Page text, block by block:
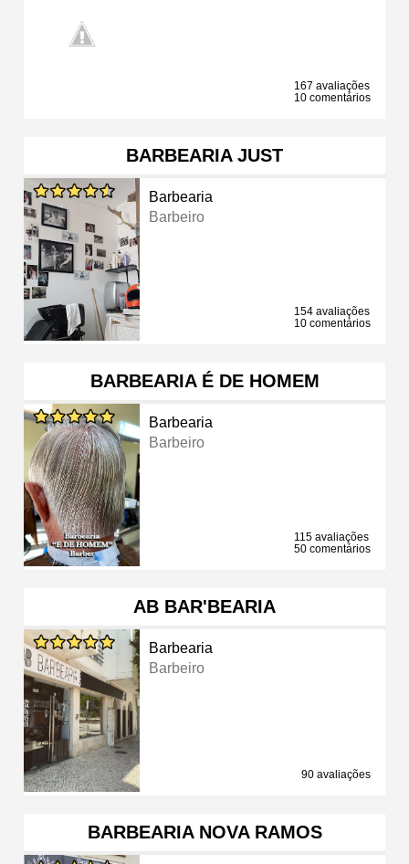
167 avaliações
10 comentários
BARBEARIA JUST
Barbearia
Barbeiro
154 avaliações
10 comentários
BARBEARIA É DE HOMEM
Barbearia
Barbeiro
115 avaliações
50 comentários
AB BAR'BEARIA
Barbearia
Barbeiro
90 avaliações
BARBEARIA NOVA RAMOS